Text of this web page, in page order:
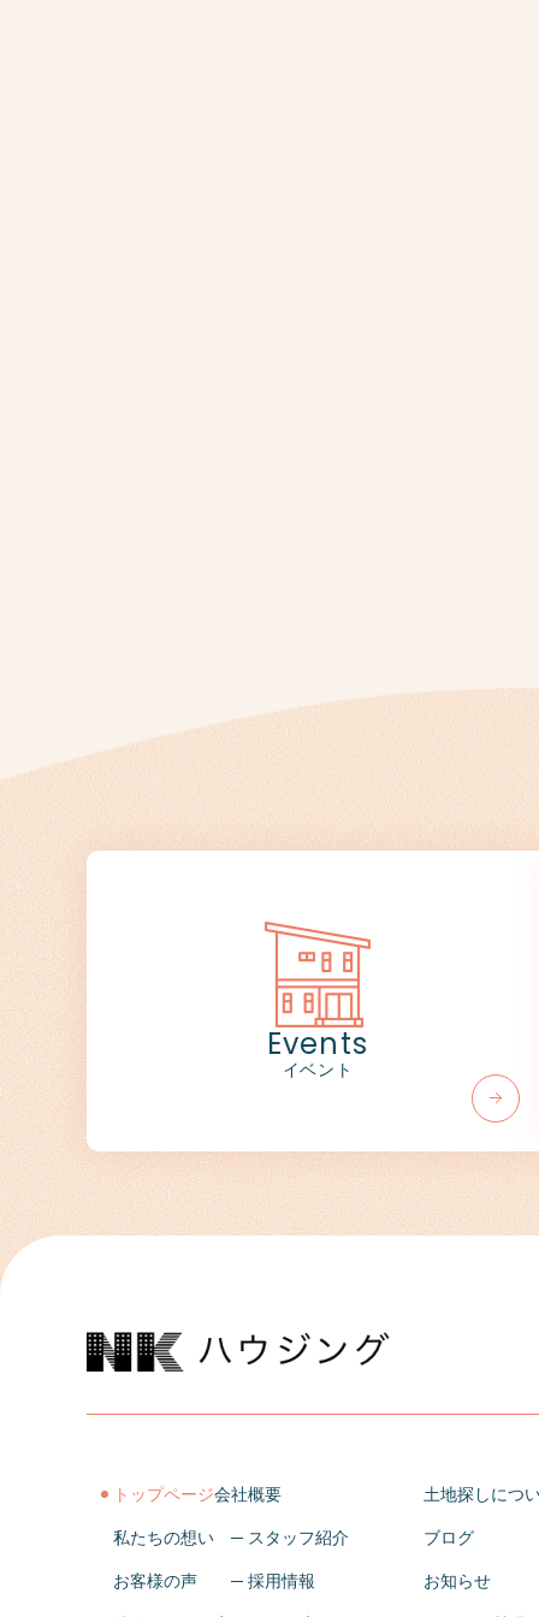
Events
イベント
トップページ
私たちの想い
お客様の声
会社概要
─ スタッフ紹介
─ 採用情報
土地探しにつ
ブログ
お知らせ